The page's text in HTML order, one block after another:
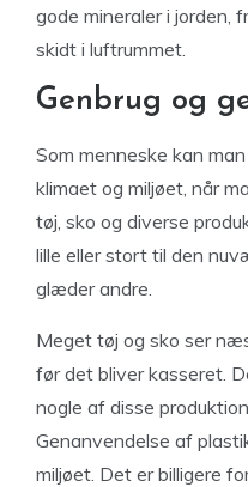
gode mineraler i jorden,
skidt i luftrummet.
Genbrug og
Som menneske kan
klimaet og miljøet, når
tøj, sko og diverse
lille eller stort til den
glæder andre.
Meget tøj og sko ser
før det bliver kasseret.
nogle af disse
Genanvendelse af
miljøet. Det er billigere